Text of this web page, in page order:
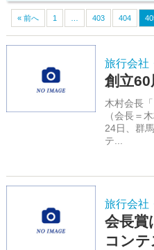
« 前へ 1 403 404
旅行会社
創立60
木村会長
（会長＝
24日、群
テ...
旅行会社
会長賞
コン